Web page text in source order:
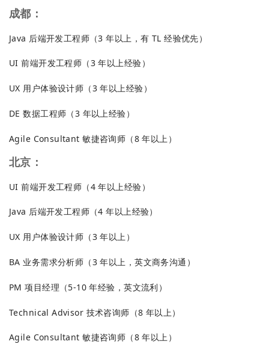
成都：
Java 后端开发工程师（3 年以上，有 TL 经验优先）
UI 前端开发工程师（3 年以上经验）
UX 用户体验设计师（3 年以上经验）
DE 数据工程师（3 年以上经验）
Agile Consultant 敏捷咨询师（8 年以上）
北京：
UI 前端开发工程师（4 年以上经验）
Java 后端开发工程师（4 年以上经验）
UX 用户体验设计师（3 年以上）
BA 业务需求分析师（3 年以上，英文商务沟通）
PM 项目经理（5-10 年经验，英文流利）
Technical Advisor 技术咨询师（8 年以上）
Agile Consultant 敏捷咨询师（8 年以上）